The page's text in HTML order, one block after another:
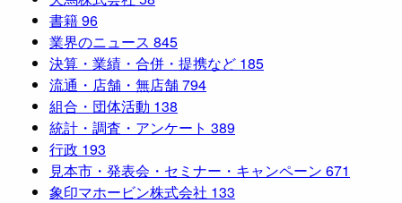
書籍96
業界のニュース 845
決算・業績・合併・提携など 185
流通・店舗・無店舗794
組合・団体活動 138
統計・調査・アンケート 389
行政 193
見本市・発表会・セミナー・キャンペーン 671
象印マホービン株式会社 133